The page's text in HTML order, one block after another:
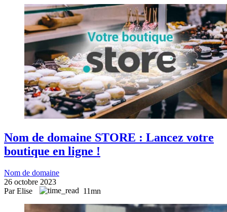
Nom de domaine STORE : Lancez votre
boutique en ligne !
Nom de domaine
26 octobre 2023
Par Elise
11mn